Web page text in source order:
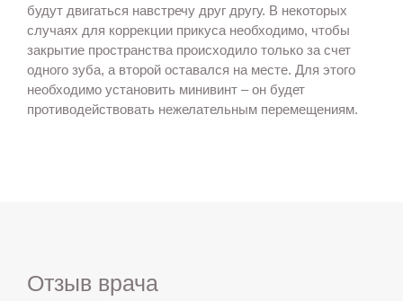
будут двигаться навстречу друг другу. В некоторых
случаях для коррекции прикуса необходимо, чтобы
закрытие пространства происходило только за счет
одного зуба, а второй оставался на месте. Для этого
необходимо установить минивинт – он будет
противодействовать нежелательным перемещениям.
Отзыв врача